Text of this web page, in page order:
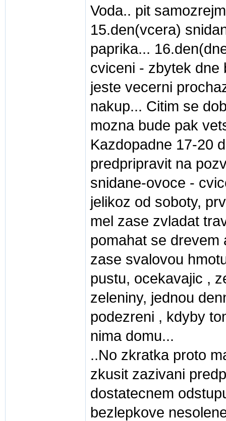
Voda.. pit
15.den(vcera)
paprika...
cviceni - zbytek dne
jeste vecerni
nakup... Citim se
mozna bude pak
Kazdopadne 17-20
predpripravit na
snidane-ovoce -
jelikoz od soboty,
mel zase zvladat
pomahat se drevem
zase svalovou
pustu, ocekavajic ,
zeleniny, jednou
podezreni , kdyby
nima domu...
..No zkratka proto
zkusit zazivani
dostatecnem
bezlepkove